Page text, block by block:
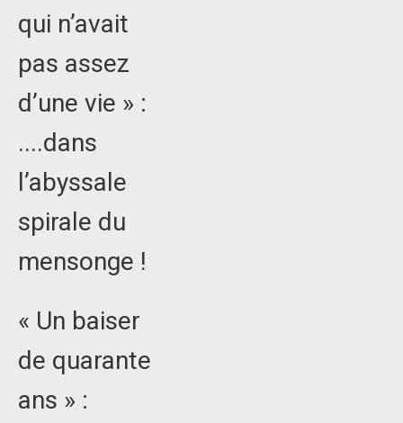
qui n’avait
pas assez
d’une vie » :
....dans
l’abyssale
spirale du
mensonge !
« Un baiser
de quarante
ans » :